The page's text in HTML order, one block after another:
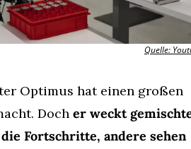
Quelle:
Optimus hat einen großen
Doch er weckt
Fortschritte, andere sehen